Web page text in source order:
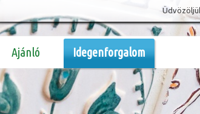
Ajánló Idegenforgalom